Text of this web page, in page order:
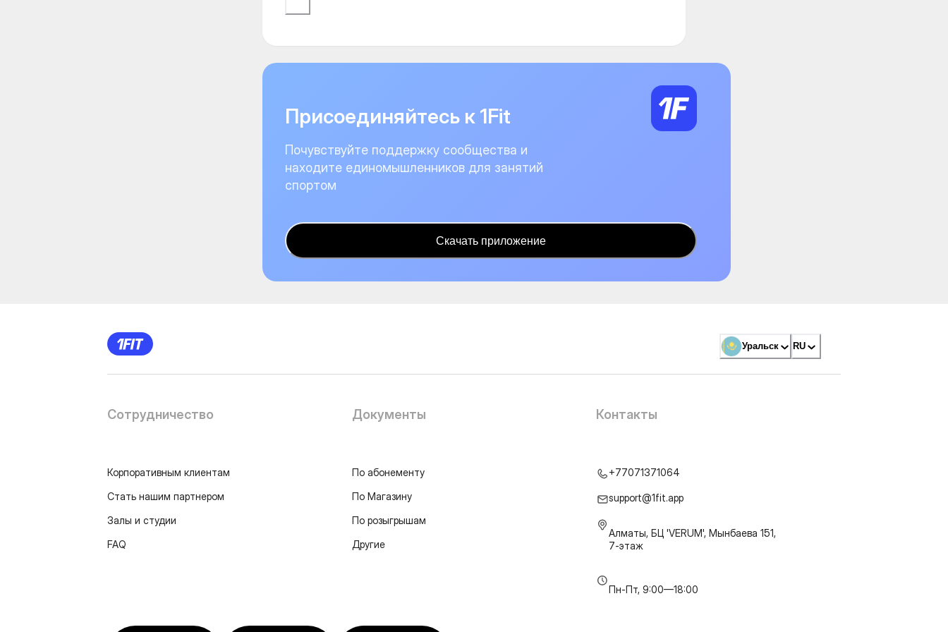
Присоединяйтесь к 1Fit
Почувствуйте поддержку сообщества и
находите единомышленников для занятий
спортом
Скачать приложение
Уральск RU
Сотрудничество
Корпоративным клиентам
Стать нашим партнером
Залы и студии
FAQ
Документы
По абонементу
По Магазину
По розыгрышам
Другие
Контакты
+77071371064
support@1fit.app
Алматы, БЦ 'VERUM', Мынбаева 151,
7-этаж
Пн-Пт, 9:00—18:00